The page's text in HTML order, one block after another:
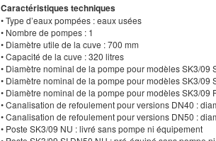
Caractéristiques techniques
• Type d’eaux pompées : eaux usées
• Nombre de pompes : 1
• Diamètre utile de la cuve : 700 mm
• Capacité de la cuve : 320 litres
• Diamètre nominal de la pompe pour modèles SK3/09
• Diamètre nominal de la pompe pour modèles SK3/09
• Diamètre nominal de la pompe pour modèles SK3/09
• Canalisation de refoulement pour versions DN40 :
• Canalisation de refoulement pour versions DN50 :
• Poste SK3/09 NU : livré sans pompe ni équipement